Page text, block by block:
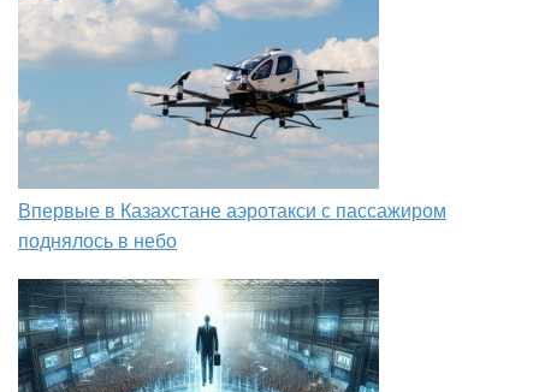
Впервые в Казахстане аэротакси с пассажиром
поднялось в небо